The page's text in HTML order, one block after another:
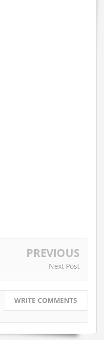
PREVIOUS
Next Post
WRITE COMMENTS